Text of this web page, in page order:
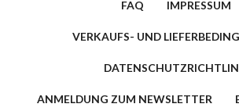
FAQ IMPRESSUM
VERKAUFS- UND
ANMELDUNG ZUM NEWSLETTER